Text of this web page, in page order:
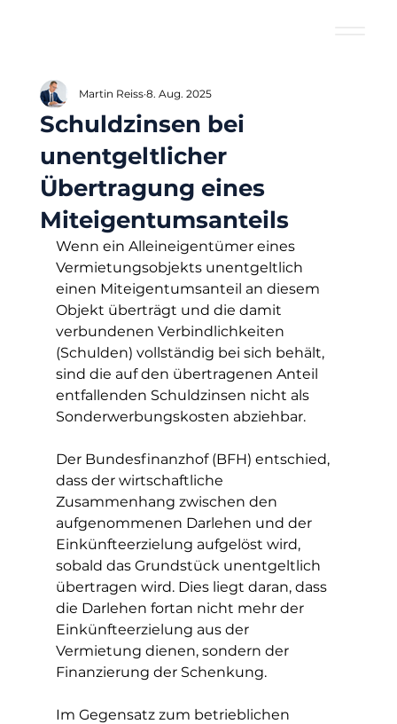
Schuldzinsen bei
unentgeltlicher
Übertragung eines
Miteigentumsanteils
Martin Reiss 8. Aug. 2025
Wenn ein Alleineigentümer eines
Vermietungsobjekts unentgeltlich
einen Miteigentumsanteil an diesem
Objekt überträgt und die damit
verbundenen Verbindlichkeiten
(Schulden) vollständig bei sich behält,
sind die auf den übertragenen Anteil
entfallenden Schuldzinsen nicht als
Sonderwerbungskosten abziehbar.
Der Bundesfinanzhof (BFH) entschied,
dass der wirtschaftliche
Zusammenhang zwischen den
aufgenommenen Darlehen und der
Einkünfteerzielung aufgelöst wird,
sobald das Grundstück unentgeltlich
übertragen wird. Dies liegt daran, dass
die Darlehen fortan nicht mehr der
Einkünfteerzielung aus der
Vermietung dienen, sondern der
Finanzierung der Schenkung.
Im Gegensatz zum betrieblichen